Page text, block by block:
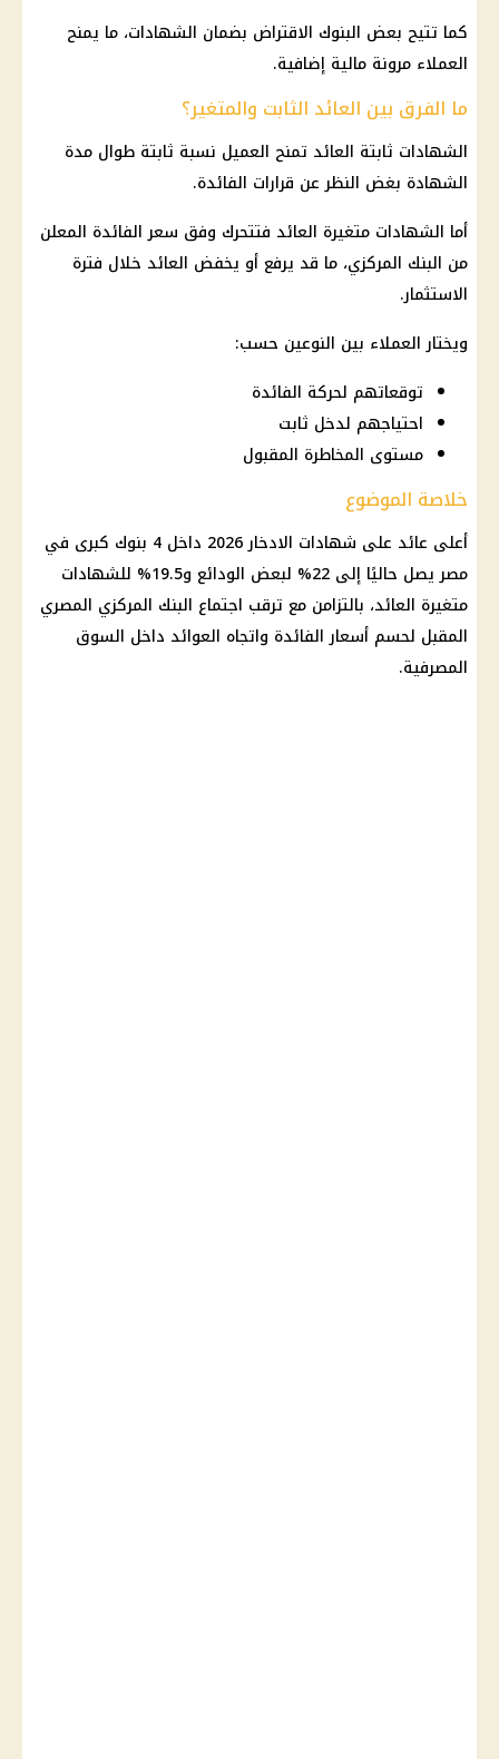
كما تتيح بعض البنوك الاقتراض بضمان الشهادات، ما يمنح
العملاء مرونة مالية إضافية.
ما الفرق بين العائد الثابت والمتغير؟
الشهادات ثابتة العائد تمنح العميل نسبة ثابتة طوال مدة
الشهادة بغض النظر عن قرارات الفائدة.
أما الشهادات متغيرة العائد فتتحرك وفق سعرالفائدة المعلن
من البنك المركزي، ما قد يرفع أو يخفض العائد خلال فترة
الاستثمار.
ويختار العملاء بين النوعين حسب:
توقعاتهم لحركة الفائدة
احتياجهم لدخل ثابت
مستوى المخاطرة المقبول
خلاصة الموضوع
أعلى عائد على شهادات الادخار 2026 داخل 4 بنوك كبرى في
مصر يصل حاليًا إلى 22% لبعض الودائع و19.5% للشهادات
متغيرة العائد، بالتزامن مع ترقب اجتماع البنك المركزي المصري
المقبل لحسم أسعار الفائدة واتجاه العوائد داخل السوق
المصرفية.